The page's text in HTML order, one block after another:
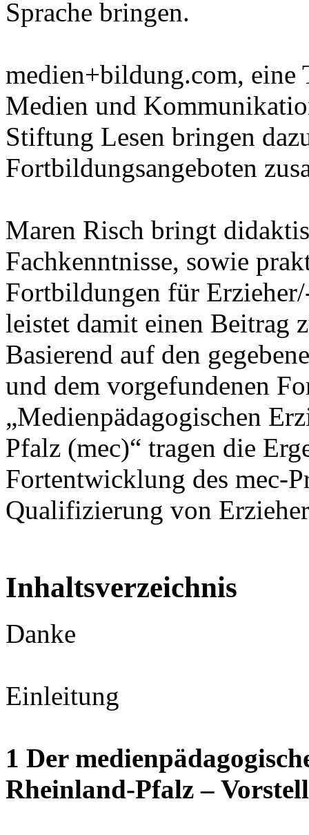
Sprache bringen.
medien+bildung.com, eine
Medien und
Stiftung Lesen bringen
Fortbildungsangeboten
Maren Risch bringt
Fachkenntnisse, sowie
Fortbildungen für
leistet damit einen Beitrag
Basierend auf den
und dem vorgefundenen
„Medienpädagogischen
Pfalz (mec)“ tragen die
Fortentwicklung des mec-
Qualifizierung von
Inhaltsverzeichnis
Danke
Einleitung
1 Der
Rheinland-Pfalz –